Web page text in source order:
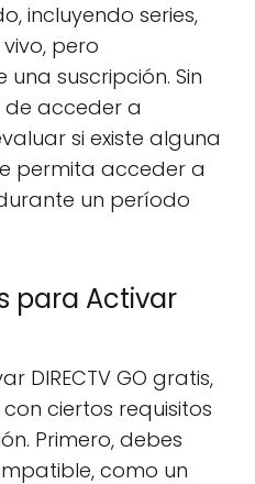
incluyendo series,
pero
suscripción. Sin
acceder a
si existe alguna
permita acceder a
durante un período
para Activar
DIRECTV GO gratis,
ciertos requisitos
Primero, debes
como un